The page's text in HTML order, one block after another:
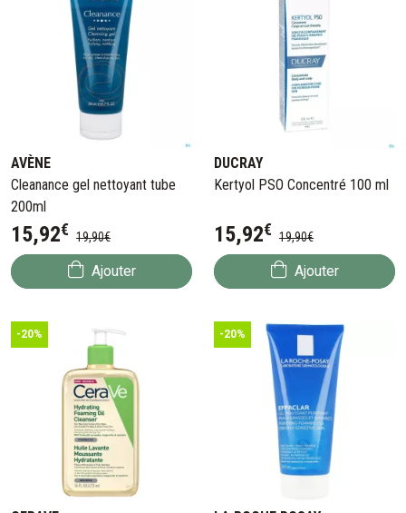
AVÈNE
Cleanance gel nettoyant tube
200ml
15,92€ 19,90€
Ajouter
DUCRAY
Kertyol PSO Concentré 100 ml
15,92€ 19,90€
Ajouter
-20% -20%